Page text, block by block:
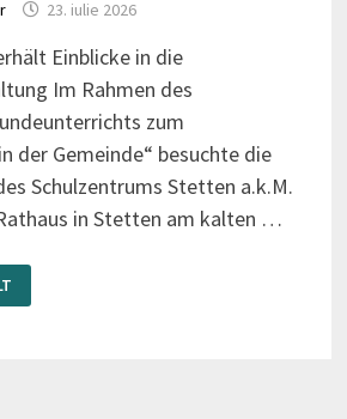
23. iulie 2026
Einblicke in die
Im Rahmen des
zum
der Gemeinde“ besuchte die
Schulzentrums Stetten a.k.M.
in Stetten am kalten …